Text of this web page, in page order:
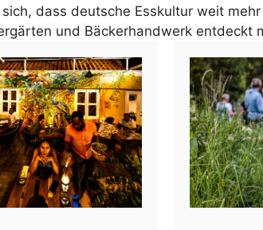
dass deutsche Esskultur weit
und Bäckerhandwerk entdeckt